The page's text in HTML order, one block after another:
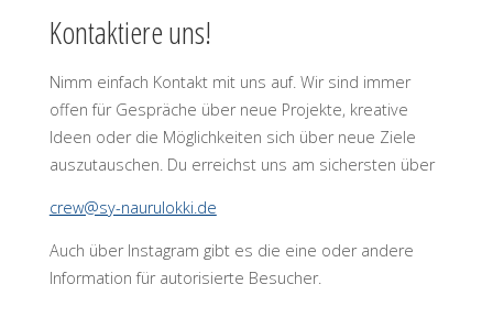
Kontaktiere uns!
Nimm einfach Kontakt mit uns auf. Wir sind immer
offen für Gespräche über neue Projekte, kreative
Ideen oder die Möglichkeiten sich über neue Ziele
auszutauschen. Du erreichst uns am sichersten über
crew@sy-naurulokki.de
Auch über Instagram gibt es die eine oder andere
Information für autorisierte Besucher.